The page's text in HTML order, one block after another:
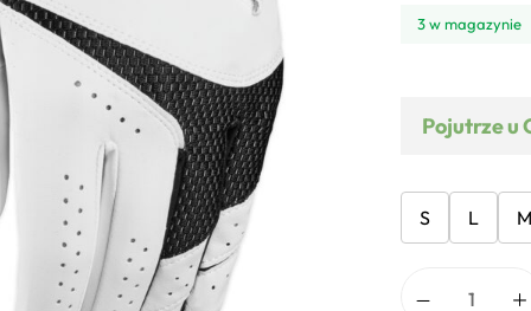
3 w magazynie
Pojutrze u
S L